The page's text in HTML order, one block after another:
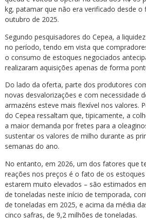
kg, patamar que não era verificado desde o
outubro de 2025.
Segundo pesquisadores do Cepea, a
no período, tendo em vista que
o consumo de estoques negociados
realizaram aquisições apenas de forma
Do lado da oferta, parte dos produtores
novas desvalorizações e com necessidade
armazéns esteve mais flexível nos valores.
do Cepea ressaltam que, tipicamente, a
a maior demanda por fretes para a
sustentar os valores de milho durante as
semanas do ano.
No entanto, em 2026, um dos fatores que
reações nos preços é o fato de os
estarem muito elevados – são estimados
de toneladas neste início de temporada,
de toneladas em 2025, e acima da média
cinco safras, de 9,2 milhões de toneladas.